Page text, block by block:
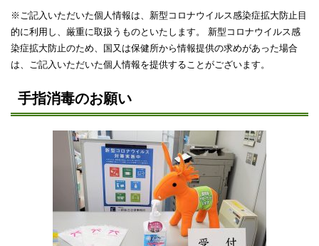
※ご記入いただいた個人情報は、新型コロナウイルス感染症拡大防止目
的に利用し、厳重に取扱うものといたします。
新型コロナウイルス感
染症拡大防止のため、国又は保健所から情報提供の求めがあった場合
は、ご記入いただいた個人情報を提供することがございます。
手指消毒のお願い